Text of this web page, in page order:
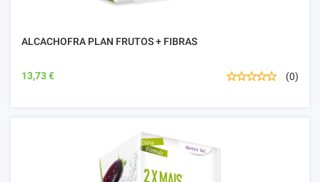
ALCACHOFRA PLAN FRUTOS + FIBRAS
13,73 € (0)